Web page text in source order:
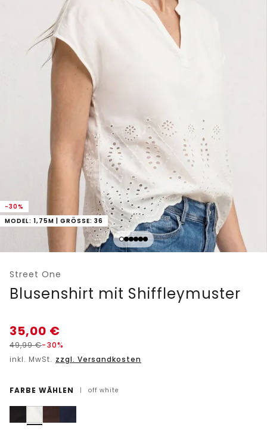
-30%
MODEL: 1,75M | GRÖSSE: 36
Street One
Blusenshirt mit Shiffleymuster
35,00 €
49,99€-30%
inkl. MwSt. zzgl. Versandkosten
FARBE WÄHLEN | off white